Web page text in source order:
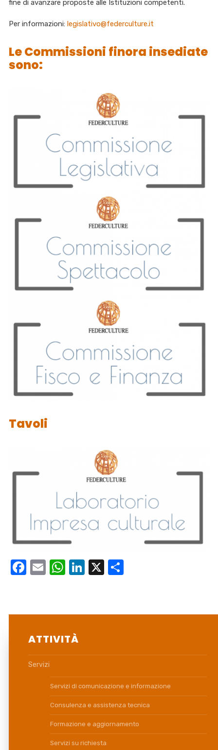
fine di avanzare proposte alle Istituzioni competenti.
Per informazioni: legislativo@federculture.it
Le Commissioni finora insediate
sono:
Tavoli
Facebook
EmailWhatsApp
LinkedIn
X Condividi
ATTIVITÀ
Servizi
Servizi di comunicazione e informazione
Consulenza e assistenza tecnica
Formazione e aggiornamento
Servizi su richiesta